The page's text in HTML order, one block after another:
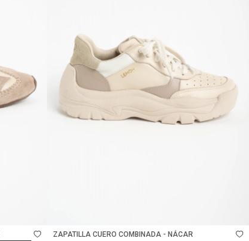
ZAPATILLA CUERO COMBINADA - NÁCAR